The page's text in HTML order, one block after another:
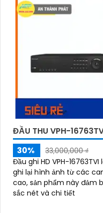
ĐẦU THU VPH-
30%
33,000,000 ₫
Đầu ghi HD VPH-
ghi lại hình ảnh từ các camera an
cao, sản phẩm này đảm
sắc nét và chi tiết